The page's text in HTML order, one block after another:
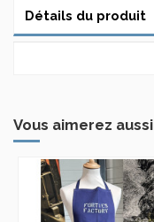
Détails du produit
Vous aimerez aussi